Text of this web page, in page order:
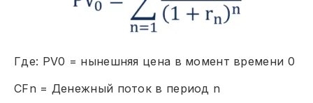
Где: PV0 = нынешняя цена в момент времени 0
CFn = Денежный поток в период n